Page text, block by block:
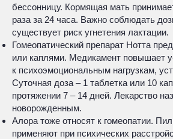
бессонницу. Кормящая мать
раза за 24 часа. Важно соблюдать
существует риск угнетения лактации.
Гомеопатический препарат Нотта
или каплями. Медикамент повышает
к психоэмоциональным нагрузкам,
Суточная доза – 1 таблетка или 10
протяжении 7 – 14 дней. Лекарство
новорожденным.
Алора тоже относят к гомеопатии.
применяют при психических